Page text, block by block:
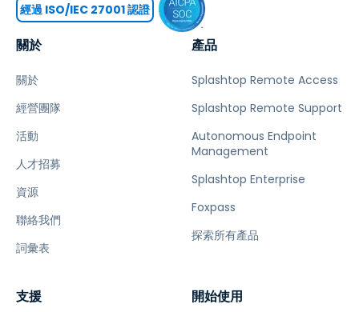
關於
關於
經營團隊
活動
人才招募
資源
聯絡我們
詞彙表
產品
Splashtop Remote Access
Splashtop Remote Support
Autonomous Endpoint
Management
Splashtop Enterprise
Foxpass
探索所有產品
支援 開始使用
經過 ISO/IEC 27001 認證